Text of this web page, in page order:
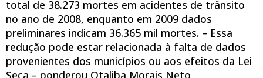
total de 38.273 mortes em acidentes de trânsito
no ano de 2008, enquanto em 2009 dados
preliminares indicam 36.365 mil mortes. – Essa
redução pode estar relacionada à falta de dados
provenientes dos municípios ou aos efeitos da Lei
Seca – ponderou Otaliba Morais Neto,